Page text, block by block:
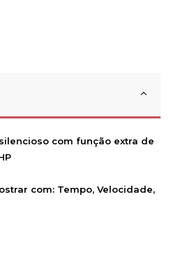
com função extra de
com: Tempo, Velocidade,